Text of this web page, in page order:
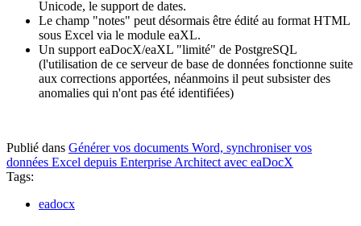
Unicode, le support de dates.
Le champ "notes" peut désormais être édité au format HTML
sous Excel via le module eaXL.
Un support eaDocX/eaXL "limité" de PostgreSQL
(l'utilisation de ce serveur de base de données fonctionne suite
aux corrections apportées, néanmoins il peut subsister des
anomalies qui n'ont pas été identifiées)
Publié dans Générer vos documents Word, synchroniser vos
données Excel depuis Enterprise Architect avec eaDocX
Tags:
eadocx